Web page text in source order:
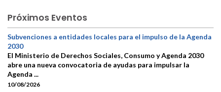
Próximos Eventos
Subvenciones a entidades locales para el impulso de la Agenda
2030
El Ministerio de Derechos Sociales, Consumo y Agenda 2030
abre una nueva convocatoria de ayudas para impulsar la
Agenda ...
10/08/2026